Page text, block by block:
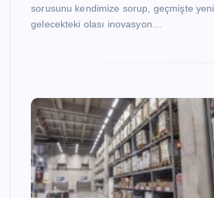
sorusunu kendimize sorup, geçmişte
gelecekteki olası inovasyon…